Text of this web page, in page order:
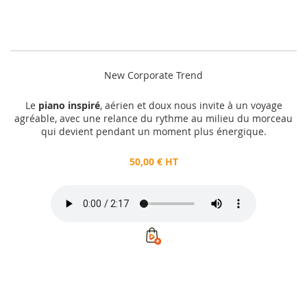
New Corporate Trend
Le piano inspiré, aérien et doux nous invite à un voyage
agréable, avec une relance du rythme au milieu du morceau
qui devient pendant un moment plus énergique.
50,00 € HT